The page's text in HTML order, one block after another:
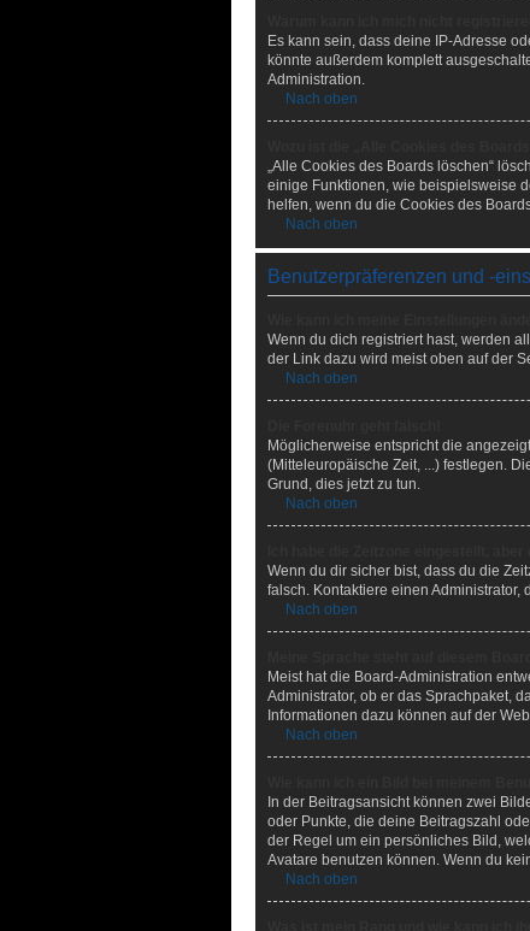
Es kann sein, dass deine IP-Adresse
könnte außerdem komplett
Administration.
Nach oben
„Alle Cookies des Boards löschen“
einige Funktionen, wie beispielsweise
helfen, wenn du die Cookies des
Nach oben
Benutzerpräferenzen und -
Wenn du dich registriert hast, werden
der Link dazu wird meist oben auf der
Nach oben
Möglicherweise entspricht die
(Mitteleuropäische Zeit, ...) festlegen.
Grund, dies jetzt zu tun.
Nach oben
Wenn du dir sicher bist, dass du die
falsch. Kontaktiere einen
Nach oben
Meist hat die Board-Administration
Administrator, ob er das Sprachpaket,
Informationen dazu können auf der
Nach oben
In der Beitragsansicht können zwei
oder Punkte, die deine Beitragszahl
der Regel um ein persönliches Bild,
Avatare benutzen können. Wenn du
Nach oben